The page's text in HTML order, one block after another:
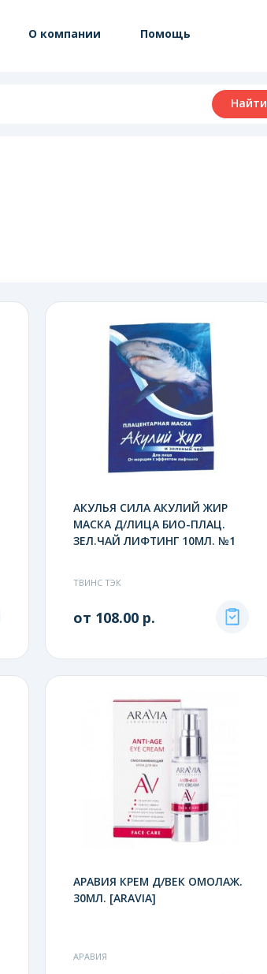
О компании Помощь
Найти
АКУЛЬЯ СИЛА АКУЛИЙ ЖИР
МАСКА Д/ЛИЦА БИО-ПЛАЦ.
ЗЕЛ.ЧАЙ ЛИФТИНГ 10МЛ. №1
ТВИНС ТЭК
от 108.00 р.
АРАВИЯ КРЕМ Д/ВЕК ОМОЛАЖ.
30МЛ. [ARAVIA]
АРАВИЯ